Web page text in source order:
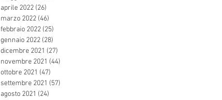
aprile 2022 (26)
marzo 2022 (46)
febbraio 2022 (25)
gennaio 2022 (28)
dicembre 2021 (27)
novembre 2021 (44)
ottobre 2021 (47)
settembre 2021 (57)
agosto 2021 (24)